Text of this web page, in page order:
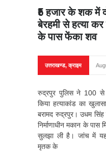
₹5 हजार के शक में
बेरहमी से हत्या कर
के पास फेंका शव
उत्तराखण्ड,क्राइम
रुद्रपुर पुलिस ने 100
किया हत्याकांड का
बरामद रुद्रपुर। उधम
निर्माणाधीन मकान के
सुलझा ली है। जांच में यह
मृतक के